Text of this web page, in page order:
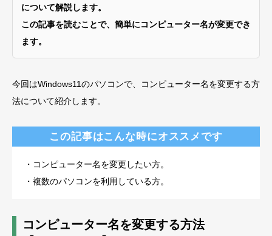
について解説します。
この記事を読むことで、簡単にコンピューター名が変更でき
ます。
今回はWindows11のパソコンで、コンピューター名を変更する方
法について紹介します。
この記事はこんな時にオススメです
・コンピューター名を変更したい方。
・複数のパソコンを利用している方。
コンピューター名を変更する方法